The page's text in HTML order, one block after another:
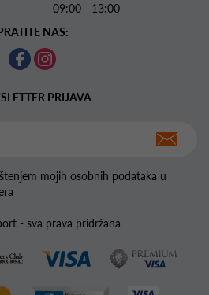
09:00 - 13:00
NAS:
PRIJAVA
mojih osobnih podataka u
- sva prava pridržana